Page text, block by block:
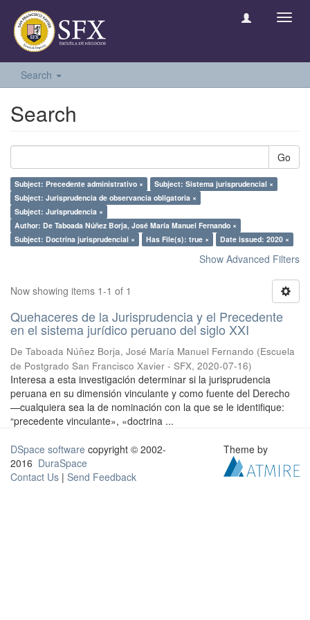
Search
Search
Go
Subject: Precedente administrativo ×
Subject: Sistema jurisprudencial ×
Subject: Jurisprudencia de observancia obligatoria ×
Subject: Jurisprudencia ×
Author: De Taboada Núñez Borja, José María Manuel Fernando ×
Subject: Doctrina jurisprudencial ×
Has File(s): true × Date issued: 2020 ×
Show Advanced Filters
Now showing items 1-1 of 1
Quehaceres de la Jurisprudencia y el Precedente
en el sistema jurídico peruano del siglo XXI
De Taboada Núñez Borja, José María Manuel Fernando (Escuela
de Postgrado San Francisco Xavier - SFX, 2020-07-16)
Interesa a esta investigación determinar si la jurisprudencia
peruana en su dimensión vinculante y como fuente del Derecho
—cualquiera sea la de nominación con la que se le identifique:
“precedente vinculante», «doctrina ...
DSpace software copyright © 2002-
2016 DuraSpace
Contact Us | Send Feedback
Theme by